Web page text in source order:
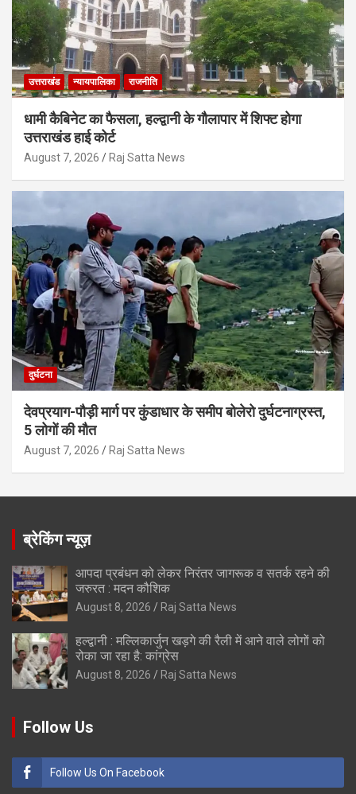
उत्तराखंड न्यायपालिका राजनीति
धामी कैबिनेट का फैसला, हल्द्वानी के गौलापार में शिफ्ट होगा
उत्तराखंड हाई कोर्ट
August 7, 2026 Raj Satta News
दुर्घटना
देवप्रयाग-पौड़ी मार्ग पर कुंडाधार के समीप बोलेरो दुर्घटनाग्रस्त,
5 लोगों की मौत
August 7, 2026 Raj Satta News
ब्रेकिंग न्यूज़
आपदा प्रबंधन को लेकर निरंतर जागरूक व सतर्क रहने की
जरुरत : मदन कौशिक
August 8, 2026 Raj Satta News
हल्द्वानी : मल्लिकार्जुन खड़गे की रैली में आने वाले लोगों को
रोका जा रहा है: कांग्रेस
August 8, 2026 Raj Satta News
Follow Us
Follow Us On Facebook